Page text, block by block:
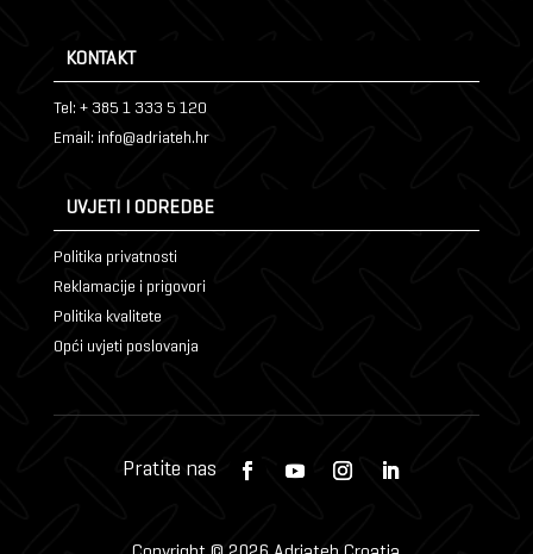
KONTAKT
Tel: + 385 1 333 5 120
Email: info@adriateh.hr
UVJETI I ODREDBE
Politika privatnosti
Reklamacije i prigovori
Politika kvalitete
Opći uvjeti poslovanja